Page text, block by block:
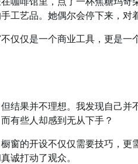
工艺品。她偶尔会停下来，对
仅仅是一个商业工具，更是
结果并不理想。我发现自己
有些人却感到无从下手？
窗的开设不仅仅需要技巧，
诚打动了观众。